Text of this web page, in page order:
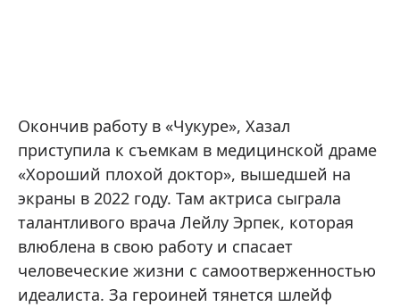
Окончив работу в «Чукуре», Хазал
приступила к съемкам в медицинской драме
«Хороший плохой доктор», вышедшей на
экраны в 2022 году. Там актриса сыграла
талантливого врача Лейлу Эрпек, которая
влюблена в свою работу и спасает
человеческие жизни с самоотверженностью
идеалиста. За героиней тянется шлейф